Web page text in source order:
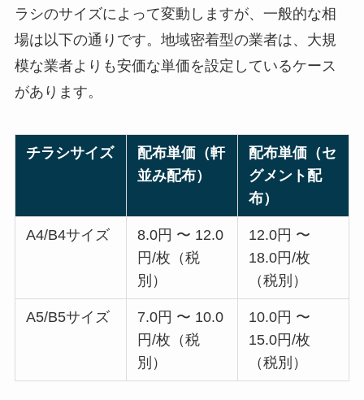
ラシのサイズによって変動しますが、一般的な相
場は以下の通りです。地域密着型の業者は、大規
模な業者よりも安価な単価を設定しているケース
があります。
チラシサイズ
配布単価（軒
並み配布）
配布単価（セ
グメント配
布）
A4/B4サイズ
8.0円 〜 12.0
円/枚（税
別）
12.0円 〜
18.0円/枚
（税別）
A5/B5サイズ
7.0円 〜 10.0
円/枚（税
別）
10.0円 〜
15.0円/枚
（税別）